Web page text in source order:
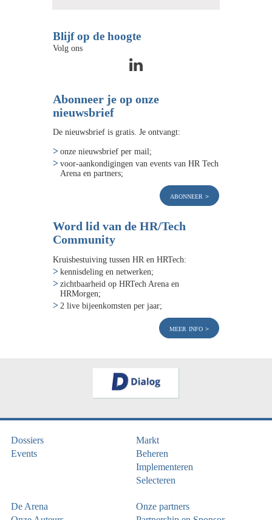
Blijf op de hoogte
Volg ons
Abonneer je op onze
nieuwsbrief
De nieuwsbrief is gratis. Je ontvangt:
onze nieuwsbrief per mail;
voor-aankondigingen van events van HR Tech
Arena en partners;
abonneer
Word lid van de HR/Tech
Community
Kruisbestuiving tussen HR en HRTech:
kennisdeling en netwerken;
zichtbaarheid op HRTech Arena en
HRMorgen;
2 live bijeenkomsten per jaar;
meer info
Dossiers
Events
Markt
Beheren
Implementeren
Selecteren
De Arena
Onze partners